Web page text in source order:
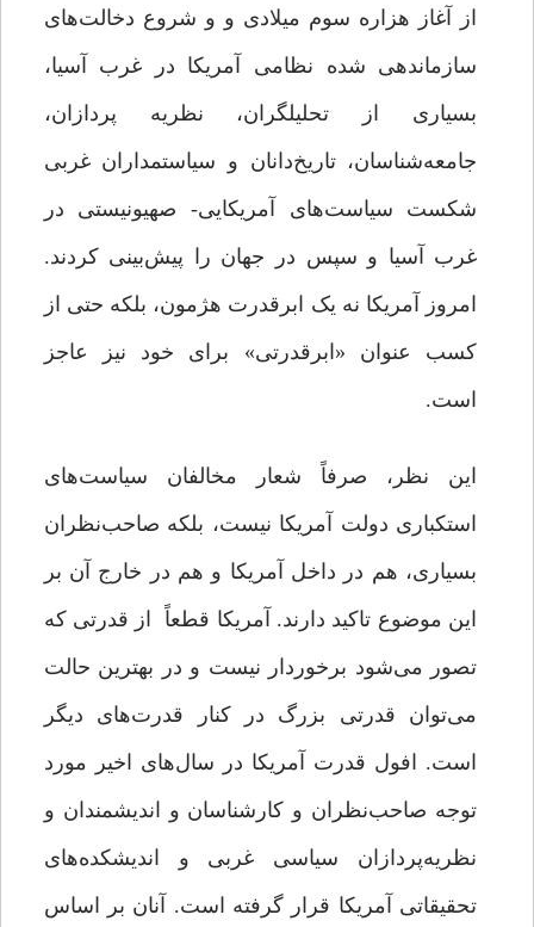
از آغاز هزاره سوم میلادى و و شروع دخالت‌هاى
سازماندهی شده نظامى آمریکا در غرب آسیا،
بسیارى از تحلیلگران، نظریه ‌پردازان،
جامعه‏‌شناسان، تاریخ‌دانان و سیاستمداران غربى
شکست سیاست‌هاى آمریکایى- صهیونیستى در
غرب آسیا و سپس در جهان را پیش‌بینى کردند.
امروز آمریکا نه یک ابرقدرت هژمون، بلکه حتی از
کسب عنوان «ابرقدرتی» برای خود نیز عاجز
است.
این نظر، صرفاً شعار مخالفان سیاست‌های
استکباری دولت آمریکا نیست، بلکه صاحب‌نظران
بسیاری، هم در داخل آمریکا و هم در خارج آن بر
این موضوع تاکید دارند. آمریکا قطعاً از قدرتی که
تصور می‌شود برخوردار نیست و در بهترین حالت
می‌توان قدرتی بزرگ در کنار قدرت‌های دیگر
است. افول قدرت آمریکا در سال‌های اخیر مورد
توجه صاحب‌نظران و کارشناسان و اندیشمندان و
نظریه‌پردازان سیاسی غربی و اندیشکده‌های
تحقیقاتی ‌آمریکا قرار گرفته است. آنان بر اساس